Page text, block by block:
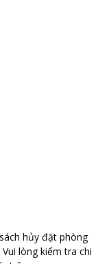
hủy đặt phòng
Vui lòng kiểm tra chi